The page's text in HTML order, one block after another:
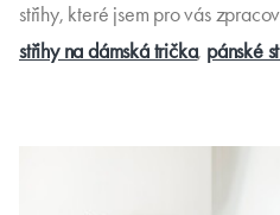
střihy, které jsem pro vás
střihy na dámská trička, pánské